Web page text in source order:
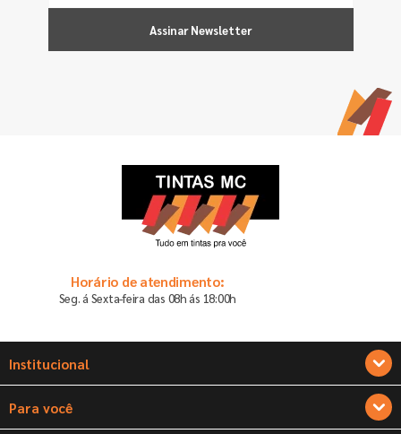
Assinar Newsletter
Horário de atendimento:
Seg. á Sexta-feira das 08h ás 18:00h
Institucional
Sobre a Tintas MC
Para você